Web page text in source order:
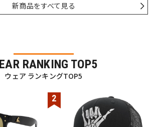
新商品をすべて見る
RANKING TOP5
ウェア ランキングTOP5